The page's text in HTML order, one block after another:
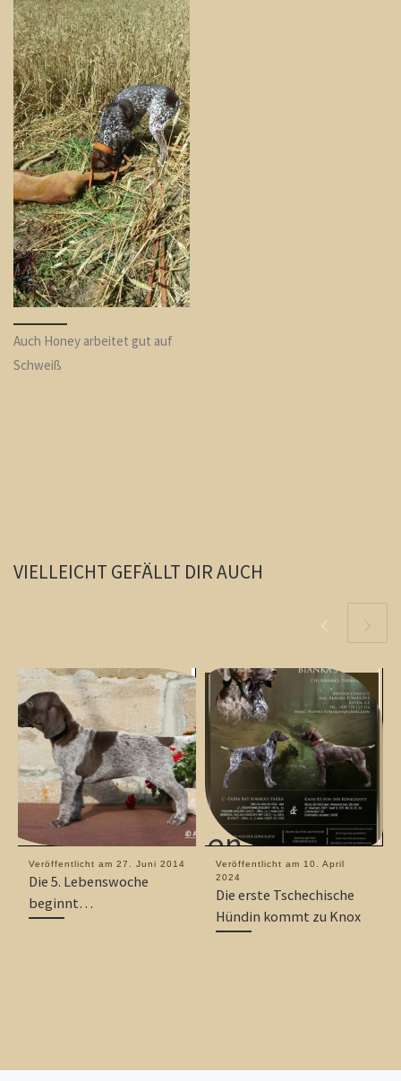
Auch Honey arbeitet gut auf
Schweiß
VIELLEICHT GEFÄLLT DIR AUCH
Veröffentlicht am 27. Juni 2014
Die 5. Lebenswoche
beginnt…
Veröffentlicht am 10. April
2024
Die erste Tschechische
Hündin kommt zu Knox